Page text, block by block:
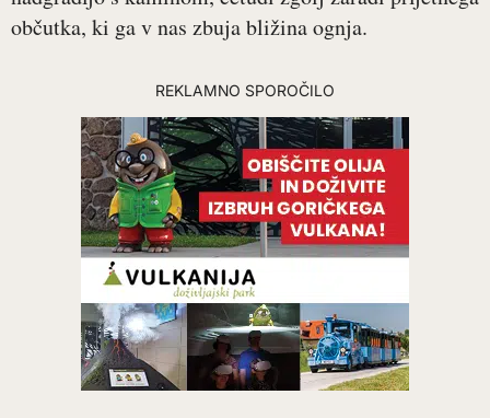
občutka, ki ga v nas zbuja bližina ognja.
REKLAMNO SPOROČILO